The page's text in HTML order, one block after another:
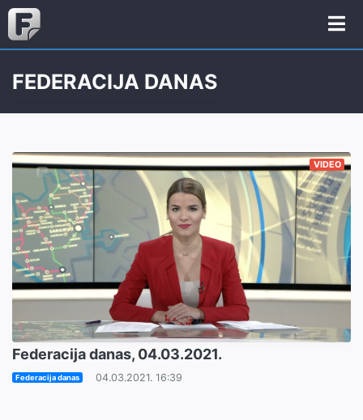
FEDERACIJA DANAS
VIDEO
Federacija danas, 04.03.2021.
Federacija danas 04.03.2021. 16:39